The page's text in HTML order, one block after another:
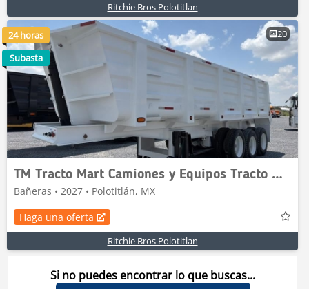
Ritchie Bros Polotitlan
20
TM Tracto Mart Camiones y Equipos Tracto Mart Cami
Bañeras • 2027 • Polotitlán, MX
Haga una oferta
Ritchie Bros Polotitlan
24 horas
Subasta
Si no puedes encontrar lo que buscas...